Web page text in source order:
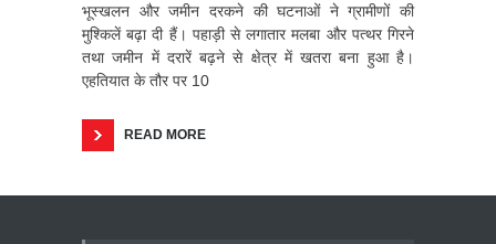
भूस्खलन और जमीन दरकने की घटनाओं ने ग्रामीणों की
मुश्किलें बढ़ा दी हैं। पहाड़ी से लगातार मलबा और पत्थर गिरने
तथा जमीन में दरारें बढ़ने से क्षेत्र में खतरा बना हुआ है।
एहतियात के तौर पर 10
READ MORE